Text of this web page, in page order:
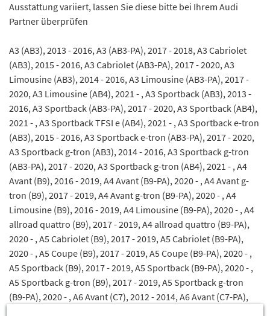
Ausstattung variiert, lassen Sie diese bitte bei Ihrem Audi
Partner überprüfen
A3 (AB3), 2013 - 2016, A3 (AB3-PA), 2017 - 2018, A3 Cabriolet
(AB3), 2015 - 2016, A3 Cabriolet (AB3-PA), 2017 - 2020, A3
Limousine (AB3), 2014 - 2016, A3 Limousine (AB3-PA), 2017 -
2020, A3 Limousine (AB4), 2021 - , A3 Sportback (AB3), 2013 -
2016, A3 Sportback (AB3-PA), 2017 - 2020, A3 Sportback (AB4),
2021 - , A3 Sportback TFSI e (AB4), 2021 - , A3 Sportback e-tron
(AB3), 2015 - 2016, A3 Sportback e-tron (AB3-PA), 2017 - 2020,
A3 Sportback g-tron (AB3), 2014 - 2016, A3 Sportback g-tron
(AB3-PA), 2017 - 2020, A3 Sportback g-tron (AB4), 2021 - , A4
Avant (B9), 2016 - 2019, A4 Avant (B9-PA), 2020 - , A4 Avant g-
tron (B9), 2017 - 2019, A4 Avant g-tron (B9-PA), 2020 - , A4
Limousine (B9), 2016 - 2019, A4 Limousine (B9-PA), 2020 - , A4
allroad quattro (B9), 2017 - 2019, A4 allroad quattro (B9-PA),
2020 - , A5 Cabriolet (B9), 2017 - 2019, A5 Cabriolet (B9-PA),
2020 - , A5 Coupe (B9), 2017 - 2019, A5 Coupe (B9-PA), 2020 - ,
A5 Sportback (B9), 2017 - 2019, A5 Sportback (B9-PA), 2020 - ,
A5 Sportback g-tron (B9), 2017 - 2019, A5 Sportback g-tron
(B9-PA), 2020 - , A6 Avant (C7), 2012 - 2014, A6 Avant (C7-PA),